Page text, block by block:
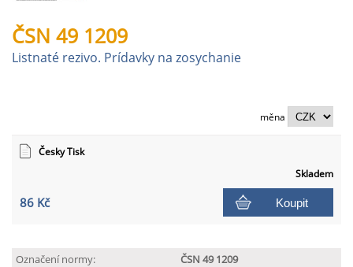
ČSN 49 1209
Listnaté rezivo. Prídavky na zosychanie
měna
Česky Tisk
Skladem
86 Kč Koupit
Označení normy:
ČSN 49 1209